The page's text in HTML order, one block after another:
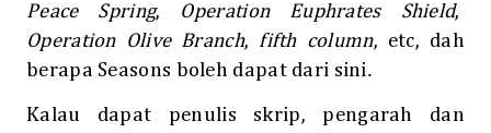
Peace Spring, Operation Euphrates Shield,
Operation Olive Branch, fifth column, etc, dah
berapa Seasons boleh dapat dari sini.
Kalau dapat penulis skrip, pengarah dan